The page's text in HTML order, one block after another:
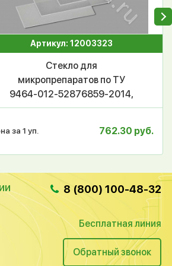
Артикул: 12003323
Стекло для
микропрепаратов по ТУ
9464-012-52876859-2014,
покровное 24*55 мм,
за 1 уп. 762.30 руб.
8 (800) 100-48-32
Бесплатная линия
Обратный звонок